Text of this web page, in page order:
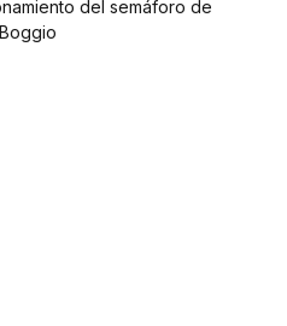
del semáforo de